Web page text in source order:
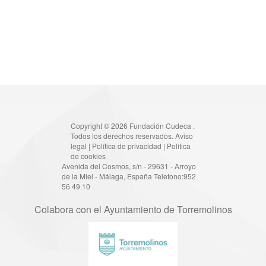
Copyright © 2026 Fundación Cudeca .
Todos los derechos reservados. Aviso
legal | Política de privacidad | Política
de cookies
Avenida del Cosmos, s/n - 29631 - Arroyo
de la Miel - Málaga, España Telefono:952
56 49 10
Colabora con el Ayuntamiento de Torremolinos